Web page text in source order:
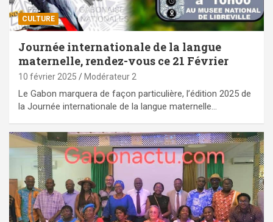
CULTURE
Journée internationale de la langue
maternelle, rendez-vous ce 21 Février
10 février 2025 Modérateur 2
Le Gabon marquera de façon particulière, l’édition 2025 de
la Journée internationale de la langue maternelle…